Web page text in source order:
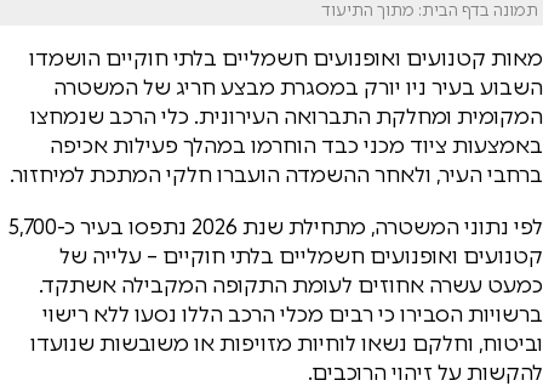
תמונה בדף הבית: מתוך התיעוד
מאות קטנועים ואופנועים חשמליים בלתי חוקיים הושמדו
השבוע בעיר ניו יורק במסגרת מבצע חריג של המשטרה
המקומית ומחלקת התברואה העירונית. כלי הרכב שנמחצו
באמצעות ציוד מכני כבד הוחרמו במהלך פעילות אכיפה
ברחבי העיר, ולאחר ההשמדה הועברו חלקי המתכת למיחזור.
לפי נתוני המשטרה, מתחילת שנת 2026 נתפסו בעיר כ-5,700
קטנועים ואופנועים חשמליים בלתי חוקיים – עלייה של
כמעט עשרה אחוזים לעומת התקופה המקבילה אשתקד.
ברשויות הסבירו כי רבים מכלי הרכב הללו נסעו ללא רישוי
וביטוח, וחלקם נשאו לוחיות מזויפות או משובשות שנועדו
להקשות על זיהוי הרוכבים.